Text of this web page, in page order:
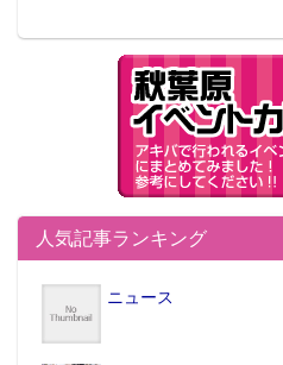
人気記事ランキング
ニュース